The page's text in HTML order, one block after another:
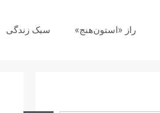
راز «استون‌هنج» سبک زندگی